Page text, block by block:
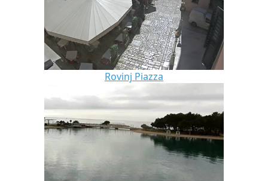
Rovinj Piazza